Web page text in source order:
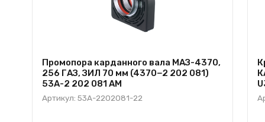
Промопора карданного вала МАЗ-4370,
256 ГАЗ, ЗИЛ 70 мм (4370−2 202 081)
53А-2 202 081 АМ
Артикул: 53A-2202081-22